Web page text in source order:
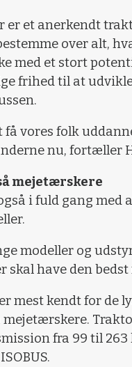
er et aner­kendt
over alt,
med et stort
frihed til at
få vores folk
nu, fortæller
mejetærskere
i fuld gang med
modeller og
skal have den
mest kendt for de
meje­tærskere.
fra 99 til 263